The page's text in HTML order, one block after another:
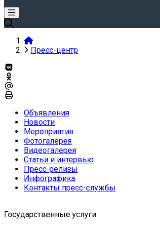
Пресс-центр
Объявления
Новости
Мероприятия
Фотогалерея
Видеогалерея
Статьи и интервью
Пресс-релизы
Инфографика
Контакты пресс-службы
Государственные услуги